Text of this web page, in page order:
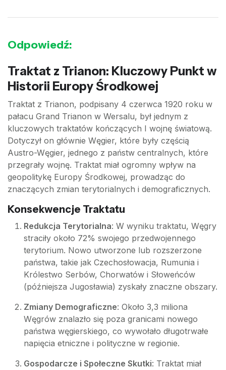
Odpowiedź:
Traktat z Trianon: Kluczowy Punkt w
Historii Europy Środkowej
Traktat z Trianon, podpisany 4 czerwca 1920 roku w
pałacu Grand Trianon w Wersalu, był jednym z
kluczowych traktatów kończących I wojnę światową.
Dotyczył on głównie Węgier, które były częścią
Austro-Węgier, jednego z państw centralnych, które
przegrały wojnę. Traktat miał ogromny wpływ na
geopolitykę Europy Środkowej, prowadząc do
znaczących zmian terytorialnych i demograficznych.
Konsekwencje Traktatu
Redukcja Terytorialna: W wyniku traktatu, Węgry
straciły około 72% swojego przedwojennego
terytorium. Nowo utworzone lub rozszerzone
państwa, takie jak Czechosłowacja, Rumunia i
Królestwo Serbów, Chorwatów i Słoweńców
(późniejsza Jugosławia) zyskały znaczne obszary.
Zmiany Demograficzne: Około 3,3 miliona
Węgrów znalazło się poza granicami nowego
państwa węgierskiego, co wywołało długotrwałe
napięcia etniczne i polityczne w regionie.
Gospodarcze i Społeczne Skutki: Traktat miał